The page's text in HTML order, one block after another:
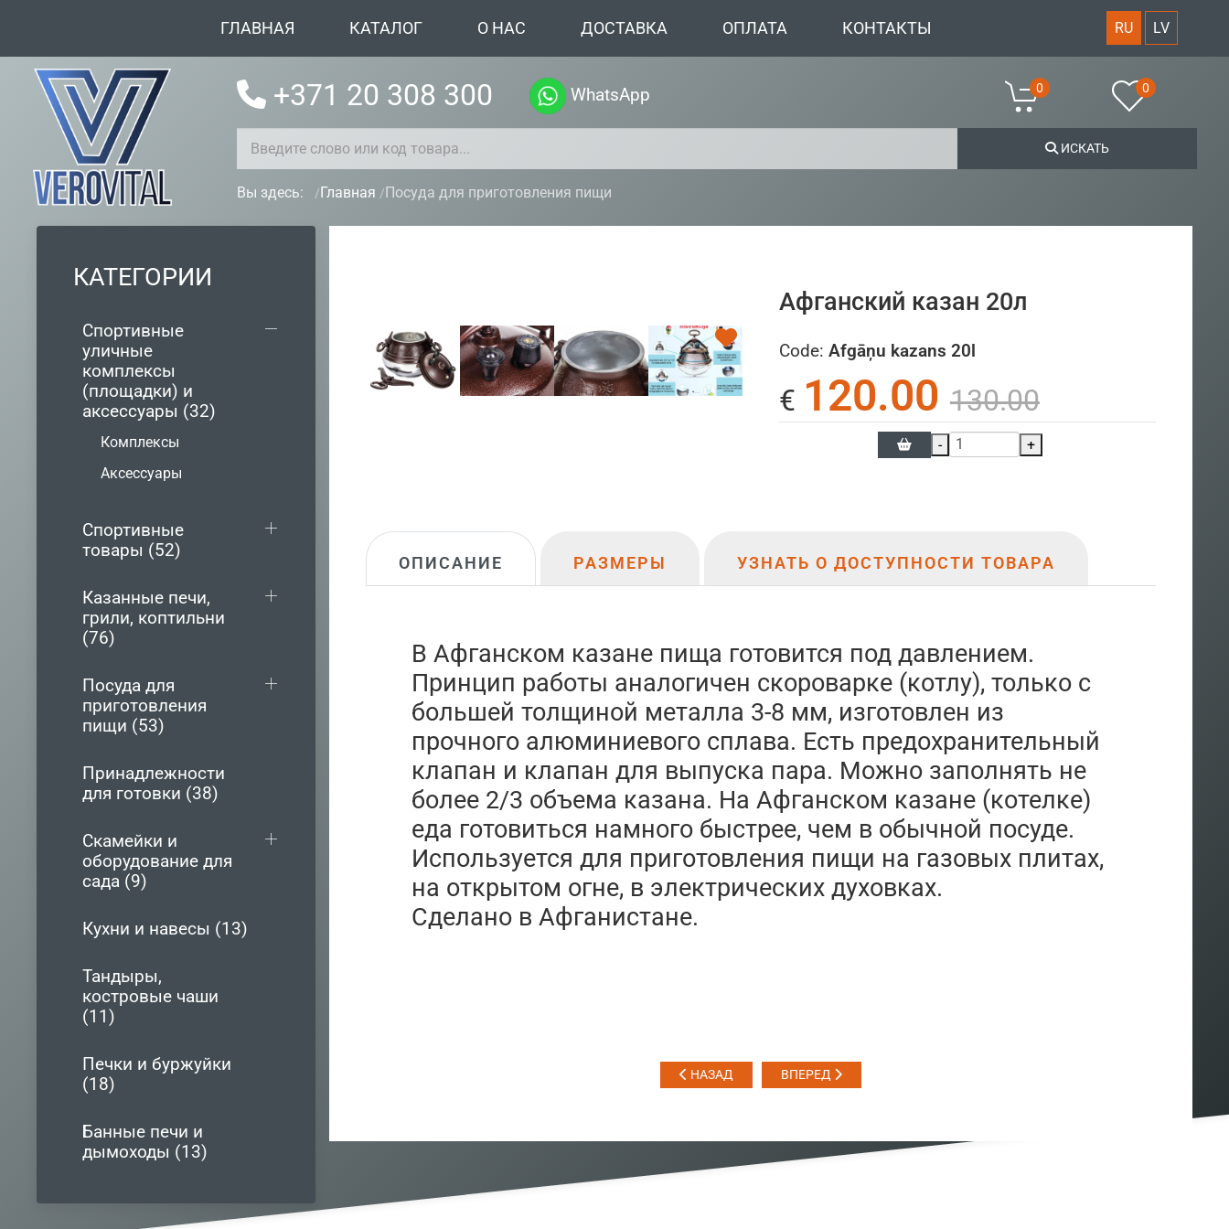
ГЛАВНАЯ КАТАЛОГ О НАС ДОСТАВКА ОПЛАТА КОНТАКТЫ RU LV
+371 20 308 300 WhatsApp 0 0
ИСКАТЬ
Вы здесь: Главная Посуда для приготовления пищи
КАТЕГОРИИ
Спортивные
уличные
комплексы
(площадки) и
аксессуары (32)
Комплексы
Аксессуары
Спортивные
товары (52)
Казанные печи,
грили, коптильни
(76)
Посуда для
приготовления
пищи (53)
Принадлежности
для готовки (38)
Скамейки и
оборудование для
сада (9)
Кухни и навесы (13)
Тандыры,
костровые чаши
(11)
Печки и буржуйки
(18)
Банные печи и
дымоходы (13)
Афганский казан 20л
Code: Afgāņu kazans 20l
€ 120.00 130.00
- +
ОПИСАНИЕ РАЗМЕРЫ УЗНАТЬ О ДОСТУПНОСТИ ТОВАРА
В Афганском казане пища готовится под давлением.
Принцип работы аналогичен скороварке (котлу), только с
большей толщиной металла 3-8 мм, изготовлен из
прочного алюминиевого сплава. Есть предохранительный
клапан и клапан для выпуска пара. Можно заполнять не
более 2/3 объема казана. На Афганском казане (котелке)
еда готовиться намного быстрее, чем в обычной посуде.
Используется для приготовления пищи на газовых плитах,
на открытом огне, в электрических духовках.
Сделано в Афганистане.
НАЗАД ВПЕРЕД